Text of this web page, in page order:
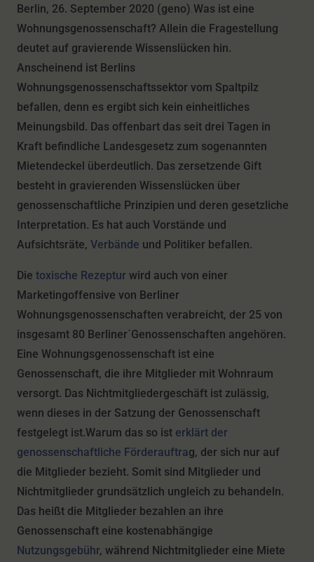
Berlin, 26. September 2020 (geno).Was ist eine
Wohnungsgenossenschaft? Allein die Fragestellung
deutet auf gravierende Wissenslücken hin.
Anscheinend ist Berlins
Wohnungsgenossenschaftssektor vom Spaltpilz
befallen, denn es ergibt sich kein einheitliches
Meinungsbild. Das offenbart das seit drei Tagen in
Kraft befindliche Landesgesetz zum sogenannten
Mietendeckel überdeutlich. Das zersetzende Gift
besteht in gravierenden Wissenslücken über
genossenschaftliche Prinzipien und deren gesetzliche
Interpretation. Es hat auch Vorstände und
Aufsichtsräte, Verbände und Politiker befallen.
Die toxische Rezeptur wird auch von einer
Marketingoffensive von Berliner
Wohnungsgenossenschaften verabreicht, der 25 von
insgesamt 80 Berliner´Genossenschaften angehören.
Eine Wohnungsgenossenschaft ist eine
Genossenschaft, die ihre Mitglieder mit Wohnraum
versorgt. Das Nichtmitgliedergeschäft ist zulässig,
wenn dieses in der Satzung der Genossenschaft
festgelegt ist.Warum das so ist erklärt der
genossenschaftliche Förderauftrag, der sich nur auf
die Mitglieder bezieht. Somit sind Mitglieder und
Nichtmitglieder grundsätzlich ungleich zu behandeln.
Das heißt die Mitglieder bezahlen an ihre
Genossenschaft eine kostenabhängige
Nutzungsgebühr, während Nichtmitglieder eine Miete